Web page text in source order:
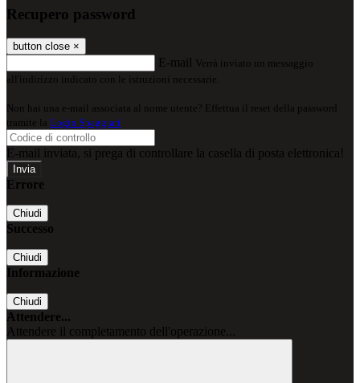
Recupero password
button close ×
E-mail Verrà inviato un messaggio
all'indirizzo indicato con le istruzioni necessarie.
Non hai una e-mail associata al nome utente? Effettua il reset della password
tramite la Login Spaggiari
E-mail inviata, si prega di controllare la casella di posta elettronica!
Errore
Chiudi
Successo
Chiudi
Informazione
Chiudi
Attendere...
Attendere il completamento dell'operazione...